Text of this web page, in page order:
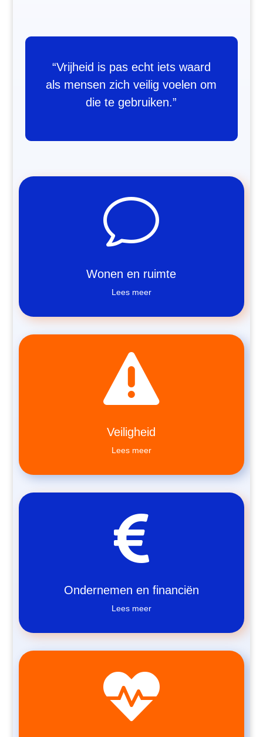
“Vrijheid is pas echt iets waard
als mensen zich veilig voelen om
die te gebruiken.”
v
Wonen en ruimte
Lees meer

Veiligheid
Lees meer

Ondernemen en financiën
Lees meer
